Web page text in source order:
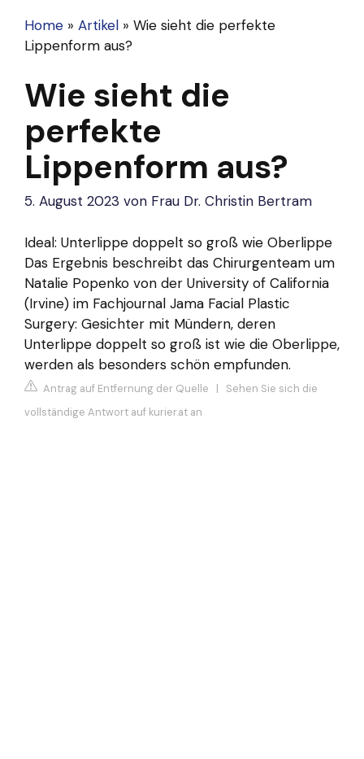
Home » Artikel » Wie sieht die perfekte
Lippenform aus?
Wie sieht die
perfekte
Lippenform aus?
5. August 2023 von Frau Dr. Christin Bertram
Ideal: Unterlippe doppelt so groß wie Oberlippe
Das Ergebnis beschreibt das Chirurgenteam um
Natalie Popenko von der University of California
(Irvine) im Fachjournal Jama Facial Plastic
Surgery: Gesichter mit Mündern, deren
Unterlippe doppelt so groß ist wie die Oberlippe,
werden als besonders schön empfunden.
Antrag auf Entfernung der Quelle | Sehen Sie sich die
vollständige Antwort auf kurier.at an